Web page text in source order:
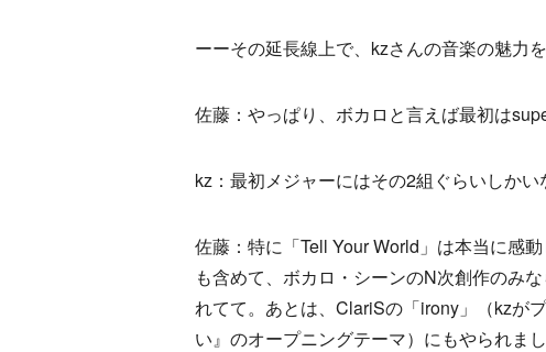
ーーその延長線上で、kzさんの音楽の魅力
佐藤：やっぱり、ボカロと言えば最初は
kz：最初メジャーにはその2組ぐらいしかい
佐藤：特に「Tell Your World」は本当に感
も含めて、ボカロ・シーンのN次創作のみ
れてて。あとは、ClariSの「irony」（kzが
い』のオープニングテーマ）にもやられま